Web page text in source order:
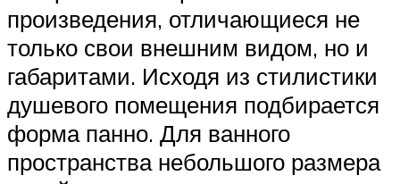
произведения, отличающиеся не
только свои внешним видом, но и
габаритами. Исходя из стилистики
душевого помещения подбирается
форма панно. Для ванного
пространства небольшого размера